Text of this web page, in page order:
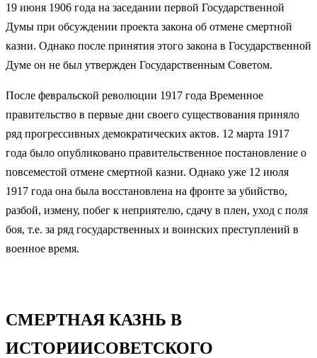
19 июня 1906 года на заседании первой Государственной
Думы при обсуждении проекта закона об отмене смертной
казни. Однако после принятия этого закона в Государственной
Думе он не был утвержден Государственным Советом.
После февральской революции 1917 года Временное
правительство в первые дни своего существования приняло
ряд прогрессивных демократических актов. 12 марта 1917
года было опубликовано правительственное постановление о
повсеместой отмене смертной казни. Однако уже 12 июля
1917 года она была восстановлена на фронте за убийство,
разбой, измену, побег к неприятелю, сдачу в плен, уход с поля
боя, т.е. за ряд государственных и воинских преступлений в
военное время.
СМЕРТНАЯ КАЗНЬ В
ИСТОРИИСОВЕТСКОГО